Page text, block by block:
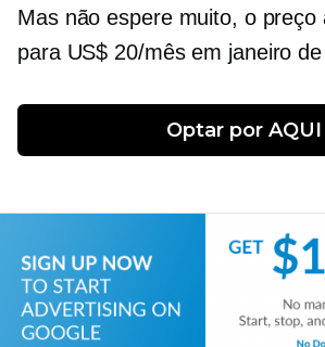
Mas não espere muito, o preço
para US$ 20/mês em janeiro
Optar por AQUI